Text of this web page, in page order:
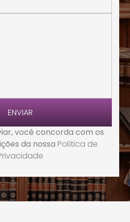
ENVIAR
você concorda com os
da nossa Política de